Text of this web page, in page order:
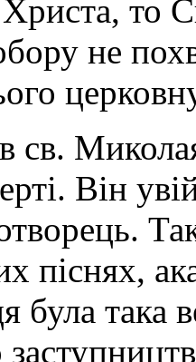
то
не
св.
Він
піснях,
була така